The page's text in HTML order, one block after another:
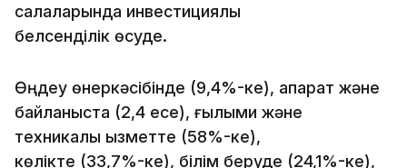
салаларында инвестициялық
белсенділік өсуде.
Өңдеу өнеркәсібінде (9,4%-ке), ақпарат және
байланыста (2,4 есе), ғылыми және
техникалық қызметте (58%-ке),
көлікте (33,7%-ке), білім беруде (24,1%-ке),